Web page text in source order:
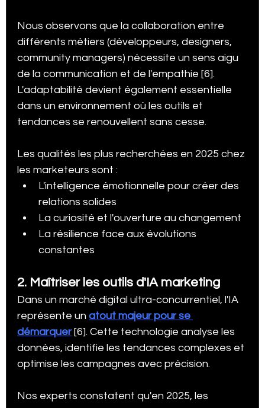
Nous observons que la collaboration entre
différents métiers (développeurs, designers,
community managers) nécessite un sens aigu
de la communication et de l'empathie [6].
L'adaptabilité devient également essentielle
dans un environnement où les outils et
tendances se renouvellent sans cesse.
Les qualités les plus recherchées en 2025 chez
les marketeurs sont :
L'intelligence émotionnelle pour créer des
relations solides
La curiosité et l'ouverture au changement
La résilience face aux évolutions
constantes
2. Maîtriser les outils d'IA marketing
Dans un marché digital ultra-concurrentiel, l'IA
représente un atout majeur pour se
démarquer [6]. Cette technologie analyse les
données, identifie les tendances complexes et
optimise les campagnes avec précision.
Nos experts constatent qu'en 2025, les